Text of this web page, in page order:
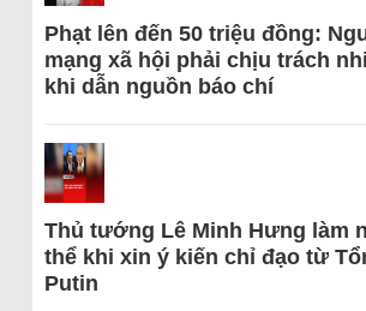
Phạt lên đến 50 triệu đồng:
mạng xã hội phải chịu trách
khi dẫn nguồn báo chí
Thủ tướng Lê Minh Hưng làm
thể khi xin ý kiến chỉ đạo từ
Putin